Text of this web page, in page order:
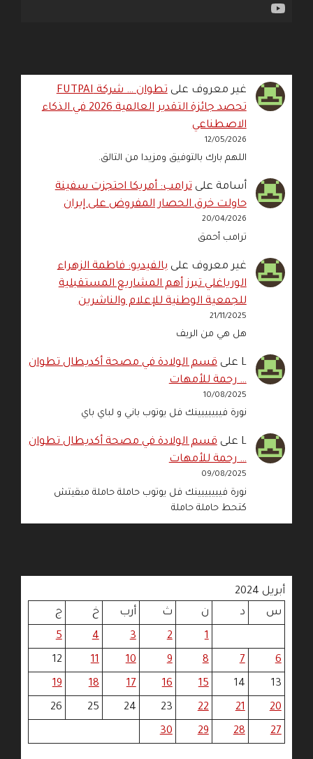
غير معروف على
تطوان … شركة FUTPAI
تحصد جائزة التقدير العالمية 2026 في الذكاء
الاصطناعي
12/05/2026
اللهم بارك بالتوفيق ومزيدا من التالق.
أسامة علىترامب: أمريكا احتجزت سفينة
حاولت خرق الحصار المفروض على إيران
20/04/2026
ترامب أحمق
غير معروف علىبالفيديو: فاطمة الزهراء
الورياغلي تبرز أهم المشاريع المستقبلية
للجمعية الوطنية للإعلام والناشرين
21/11/2025
هل هي من الريف
L علىقسم الولادة في مصحة أكديطال تطوان
… رحمة للأمهات
10/08/2025
نورة فييييييينك فل يوتوب باني و لباي باي
L علىقسم الولادة في مصحة أكديطال تطوان
… رحمة للأمهات
09/08/2025
نورة فييييييينك فل يوتوب حاملة حاملة مبقيتش
كتحط حاملة حاملة
أبريل 2024
س
د ن ث أرب خ
ج
1
2
3
4
5
6
7
8
9
10
11
12
13
14
15
16
17
18
19
20
21
22
23
24
25
26
27
28
29
30